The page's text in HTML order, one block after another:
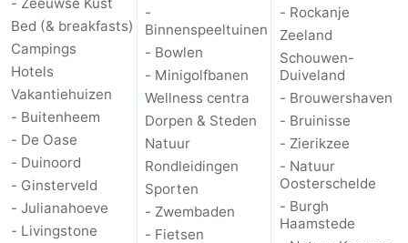
Route
-
Parkeren
Reisboekenwinkel
Nieuws
Medische
adressen
Regio
Bed (& breakfasts)
Campings
Hotels
Vakantiehuizen
- Buitenheem
- De Oase
- Duinoord
- Ginsterveld
- Julianahoeve
- Livingstone
-
Binnenspeeltuinen
- Bowlen
- Minigolfbanen
Wellness centra
Dorpen & Steden
Natuur
Rondleidingen
Sporten
- Zwembaden
- Fietsen
- Rockanje
Zeeland
Schouwen-
Duiveland
- Brouwershaven
- Bruinisse
- Zierikzee
- Natuur
Oosterschelde
- Burgh
Haamstede